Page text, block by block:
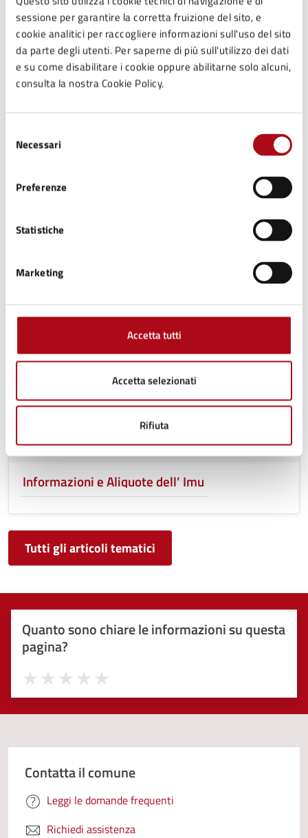
sessione per garantire la corretta fruizione del sito, e
cookie analitici per raccogliere informazioni sull'uso del sito
da parte degli utenti. Per saperne di più sull'utilizzo dei dati
e su come disabilitare i cookie oppure abilitarne solo alcuni,
consulta la nostra Cookie Policy.
delNecessari
Preferenze
Statistiche
Marketing
Accetta tutti
Accetta selezionati
Rifiuta
Addizionale comunale IRPEF
Imposta Unica Comunale (IUC) – Tributo per i
Informazioni e Aliquote dell’ Imu
Tutti gli articoli tematici
Quanto sono chiare le informazioni su questa
pagina?
Valuta 5 stelle su 5
Valuta 4 stelle su 5
Valuta 3 stelle su 5
Valuta 2 stelle su 5
Valuta 1 stelle su 5
Contatta il comune
Leggi le domande frequenti
Richiedi assistenza